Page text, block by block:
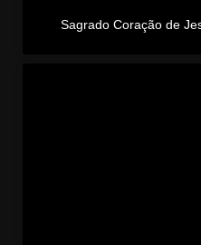
Sagrado Coração de